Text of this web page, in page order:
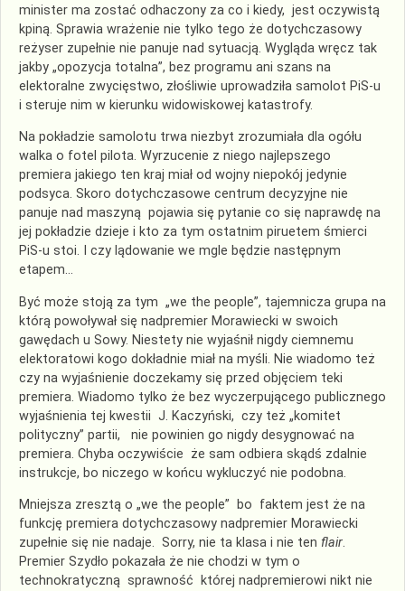
minister ma zostać odhaczony za co i kiedy, jest oczywistą
kpiną. Sprawia wrażenie nie tylko tego że dotychczasowy
reżyser zupełnie nie panuje nad sytuacją. Wygląda wręcz tak
jakby „opozycja totalna”, bez programu ani szans na
elektoralne zwycięstwo, złośliwie uprowadziła samolot PiS-u
i steruje nim w kierunku widowiskowej katastrofy.
Na pokładzie samolotu trwa niezbyt zrozumiała dla ogółu
walka o fotel pilota. Wyrzucenie z niego najlepszego
premiera jakiego ten kraj miał od wojny niepokój jedynie
podsyca. Skoro dotychczasowe centrum decyzyjne nie
panuje nad maszyną pojawia się pytanie co się naprawdę na
jej pokładzie dzieje i kto za tym ostatnim piruetem śmierci
PiS-u stoi. I czy lądowanie we mgle będzie następnym
etapem…
Być może stoją za tym „we the people”, tajemnicza grupa na
którą powoływał się nadpremier Morawiecki w swoich
gawędach u Sowy. Niestety nie wyjaśnił nigdy ciemnemu
elektoratowi kogo dokładnie miał na myśli. Nie wiadomo też
czy na wyjaśnienie doczekamy się przed objęciem teki
premiera. Wiadomo tylko że bez wyczerpującego publicznego
wyjaśnienia tej kwestii J. Kaczyński, czy też „komitet
polityczny” partii, nie powinien go nigdy desygnować na
premiera. Chyba oczywiście że sam odbiera skądś zdalnie
instrukcje, bo niczego w końcu wykluczyć nie podobna.
Mniejsza zresztą o „we the people” bo faktem jest że na
funkcję premiera dotychczasowy nadpremier Morawiecki
zupełnie się nie nadaje. Sorry, nie ta klasa i nie ten flair.
Premier Szydło pokazała że nie chodzi w tym o
technokratyczną sprawność której nadpremierowi nikt nie